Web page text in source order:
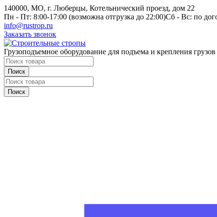
140000, МО, г. Люберцы, Котельнический проезд, дом 22
Пн - Пт: 8:00-17:00 (возможна отгрузка до 22:00)Сб - Вс: по
info@rustrop.ru
Заказать звонок
Грузоподъемное оборудование для подъема и крепления грузов
Поиск
Поиск